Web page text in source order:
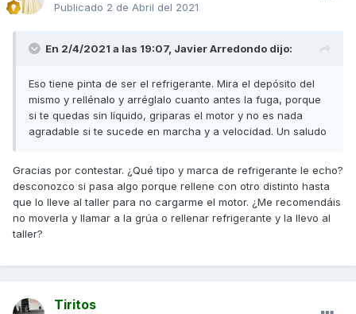
Publicado 2 de Abril del 2021
En 2/4/2021 a las 19:07, Javier Arredondo dijo:
Eso tiene pinta de ser el refrigerante. Mira el depósito del
mismo y rellénalo y arréglalo cuanto antes la fuga, porque
si te quedas sin líquido, griparas el motor y no es nada
agradable si te sucede en marcha y a velocidad. Un saludo
Gracias por contestar. ¿Qué tipo y marca de refrigerante le echo?
desconozco si pasa algo porque rellene con otro distinto hasta
que lo lleve al taller para no cargarme el motor. ¿Me recomendáis
no moverla y llamar a la grúa o rellenar refrigerante y la llevo al
taller?
Tiritos